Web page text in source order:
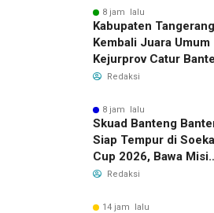
8 jam lalu
Kabupaten Tangerang
Kembali Juara Umum
Kejurprov Catur
2026, Raih 24 Medali
Redaksi
8 jam lalu
Skuad Banteng
Siap Tempur di
Cup 2026, Bawa Misi
Harumkan Nama
Redaksi
14 jam lalu